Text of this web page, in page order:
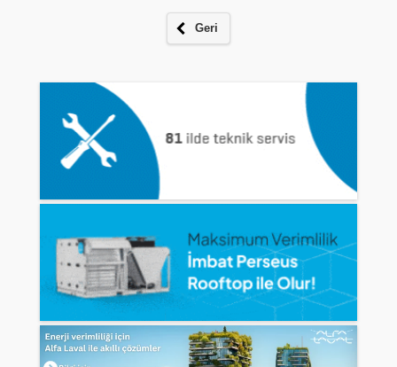
Geri